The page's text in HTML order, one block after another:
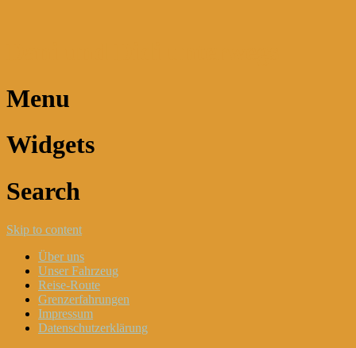
Menu
Widgets
Search
Skip to content
Über uns
Unser Fahrzeug
Reise-Route
Grenzerfahrungen
Impressum
Datenschutzerklärung